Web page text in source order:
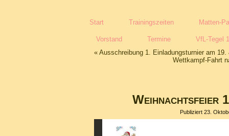
Start Trainingszeiten Matten-
Vorstand Termine
VfL-Tegel
« Ausschreibung 1. Einladungsturnier am
Wettkampf-Fahrt
Weihnachtsfeier
Publiziert 23.